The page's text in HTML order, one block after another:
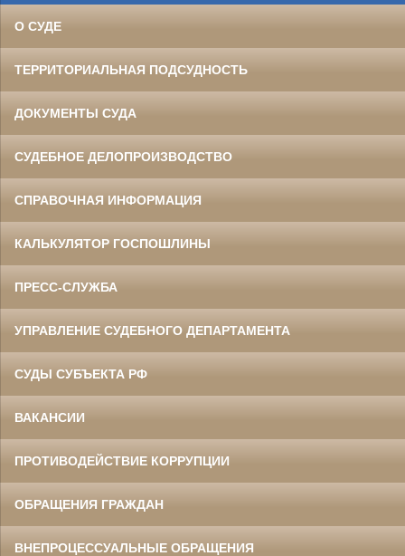
О СУДЕ
ТЕРРИТОРИАЛЬНАЯ ПОДСУДНОСТЬ
ДОКУМЕНТЫ СУДА
СУДЕБНОЕ ДЕЛОПРОИЗВОДСТВО
СПРАВОЧНАЯ ИНФОРМАЦИЯ
КАЛЬКУЛЯТОР ГОСПОШЛИНЫ
ПРЕСС-СЛУЖБА
УПРАВЛЕНИЕ СУДЕБНОГО ДЕПАРТАМЕНТА
СУДЫ СУБЪЕКТА РФ
ВАКАНСИИ
ПРОТИВОДЕЙСТВИЕ КОРРУПЦИИ
ОБРАЩЕНИЯ ГРАЖДАН
ВНЕПРОЦЕССУАЛЬНЫЕ ОБРАЩЕНИЯ